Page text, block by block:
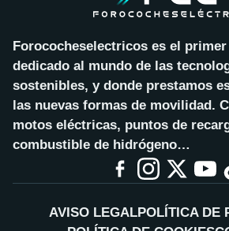
Forococheselectricos es el
dedicado al mundo de las
sostenibles, y donde prestamos
las nuevas formas de movilidad.
motos eléctricas, puntos de
combustible de hidrógeno…
AVISO LEGALPOLÍTICA DE